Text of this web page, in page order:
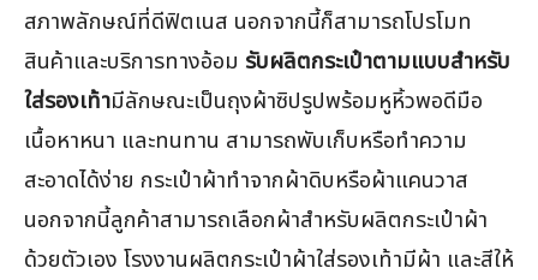
สภาพลักษณ์ที่ดีฟิตเนส นอกจากนี้ก็สามารถโปรโมท
สินค้าและบริการทางอ้อม รับผลิตกระเป๋าตามแบบสำหรับ
ใส่รองเท้ามีลักษณะเป็นถุงผ้าซิปรูปพร้อมหูหิ้วพอดีมือ
เนื้อหาหนา และทนทาน สามารถพับเก็บหรือทำความ
สะอาดได้ง่าย กระเป๋าผ้าทำจากผ้าดิบหรือผ้าแคนวาส
นอกจากนี้ลูกค้าสามารถเลือกผ้าสำหรับผลิตกระเป๋าผ้า
ด้วยตัวเอง โรงงานผลิตกระเป๋าผ้าใส่รองเท้ามีผ้า และสีให้